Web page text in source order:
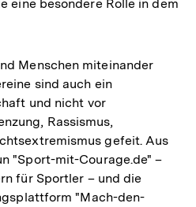
eine besondere Rolle in dem
Menschen miteinander
sind auch ein
und nicht vor
Rassismus,
gefeit. Aus
"Sport-mit-Courage.de" –
für Sportler – und die
"Mach-den-